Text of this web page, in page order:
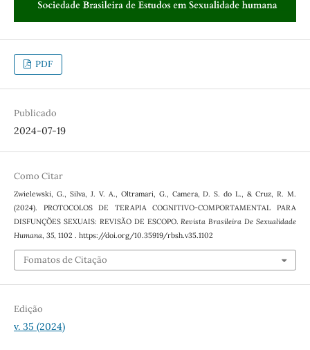
PDF
Publicado
2024-07-19
Como Citar
Zwielewski, G., Silva, J. V. A., Oltramari, G., Camera, D. S. do L., & Cruz, R. M.
(2024). PROTOCOLOS DE TERAPIA COGNITIVO-COMPORTAMENTAL PARA
DISFUNÇÕES SEXUAIS: REVISÃO DE ESCOPO.Revista Brasileira De Sexualidade
Humana, 35, 1102 . https://doi.org/10.35919/rbsh.v35.1102
Fomatos de Citação
Edição
v. 35 (2024)